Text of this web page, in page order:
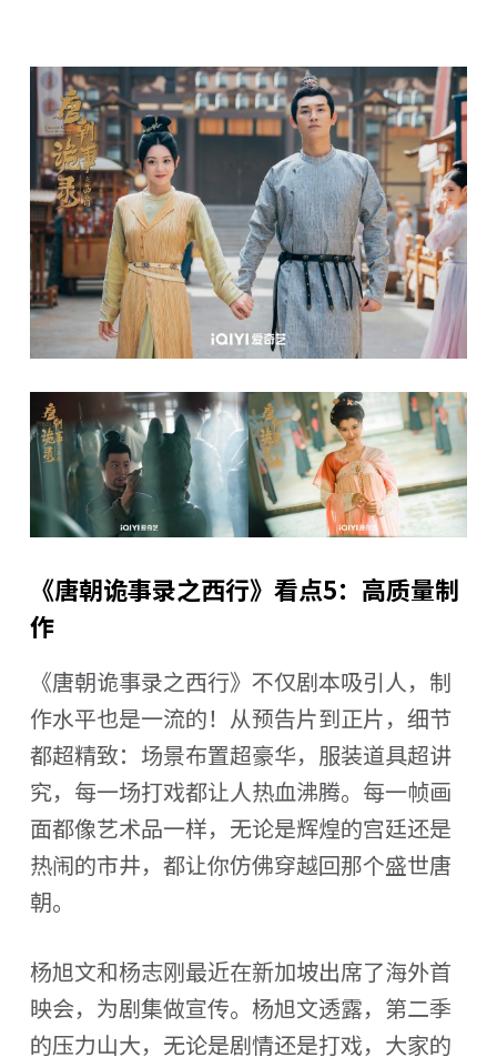
《唐朝诡事录之西行》看点5：高质量制
作
《唐朝诡事录之西行》不仅剧本吸引人，制
作水平也是一流的！从预告片到正片，细节
都超精致：场景布置超豪华，服装道具超讲
究，每一场打戏都让人热血沸腾。每一帧画
面都像艺术品一样，无论是辉煌的宫廷还是
热闹的市井，都让你仿佛穿越回那个盛世唐
朝。
杨旭文和杨志刚最近在新加坡出席了海外首
映会，为剧集做宣传。杨旭文透露，第二季
的压力山大，无论是剧情还是打戏，大家的